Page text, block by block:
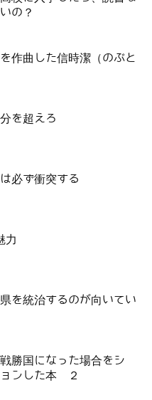
の？
作曲した信時潔（のぶと
を超えろ
必ず衝突する
力
を統治するのが向いてい
勝国になった場合をシ
ョンした本 ２